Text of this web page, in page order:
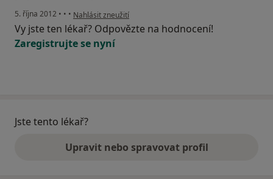
5. října 2012 • • • podle názoru uživatele Váš účet byl odstraněn
Nahlásit zneužití
Vy jste ten lékař? Odpovězte na hodnocení!
Zaregistrujte se nyní
Jste tento lékař?
Upravit nebo spravovat profil